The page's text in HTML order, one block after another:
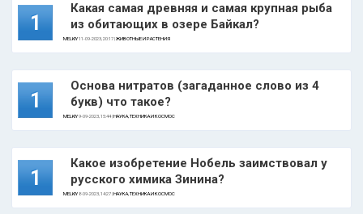
1
Какая самая древняя и самая крупная рыба
из обитающих в озере Байкал?
MELKIY11-09-2023, 20:17 |ЖИВОТНЫЕ И РАСТЕНИЯ
1
Основа нитратов (загаданное слово из 4
букв) что такое?
MELKIY9-09-2023, 15:44 |НАУКА, ТЕХНИКА И КОСМОС
1
Какое изобретение Нобель заимствовал у
русского химика Зинина?
MELKIY 8-09-2023, 14:27 |НАУКА, ТЕХНИКА И КОСМОС